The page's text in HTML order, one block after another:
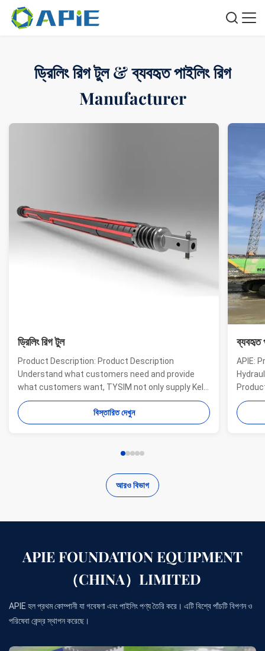
ড্রিলিং রিগ টুল & ব্যবহৃত পাইলিং রিগ
Manufacturer
ড্রিলিং রিগ টুল
Product Description: Product Description
Understand what customers need and provide
what customers want, TYSIM not only supply Kelly
bars for drill rigs of world’s top brands, but also
provide one-stop solution for the world foundation
construction users. While providing customized
বিস্তারিত দেখুন
ব্যবহৃত
APIE:
offer
আরও বিভাগ
APIE FOUNDATION EQUIPMENT
（CHINA）LIMITED
APIE হল প্রথম কোম্পানী যা গবেষণা এবং পাইলিং পণ্য তৈরি করে। এটি বিশ্বে পাঁচটি বিপণন ও
পরিষেবা কেন্দ্র স্থাপন করেছে।